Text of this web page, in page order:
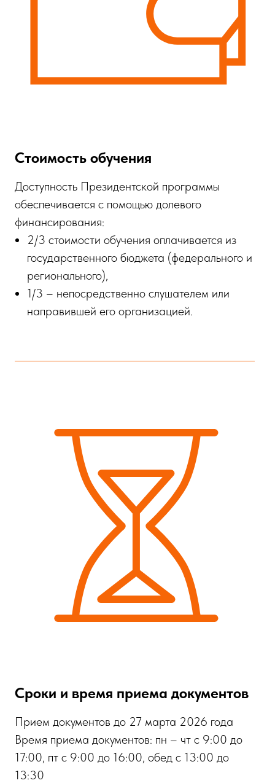
Стоимость обучения
Доступность Президентской программы
обеспечивается с помощью долевого
финансирования:
2/3 стоимости обучения оплачивается из
государственного бюджета (федерального и
регионального),
1/3 – непосредственно слушателем или
направившей его организацией.
Сроки и время приема документов
Прием документов до 27 марта 2026 года
Время приема документов: пн – чт с 9:00 до
17:00, пт с 9:00 до 16:00, обед с 13:00 до
13:30